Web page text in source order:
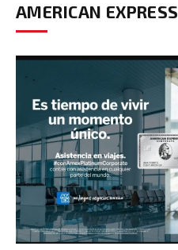
AMERICAN EXPRESS